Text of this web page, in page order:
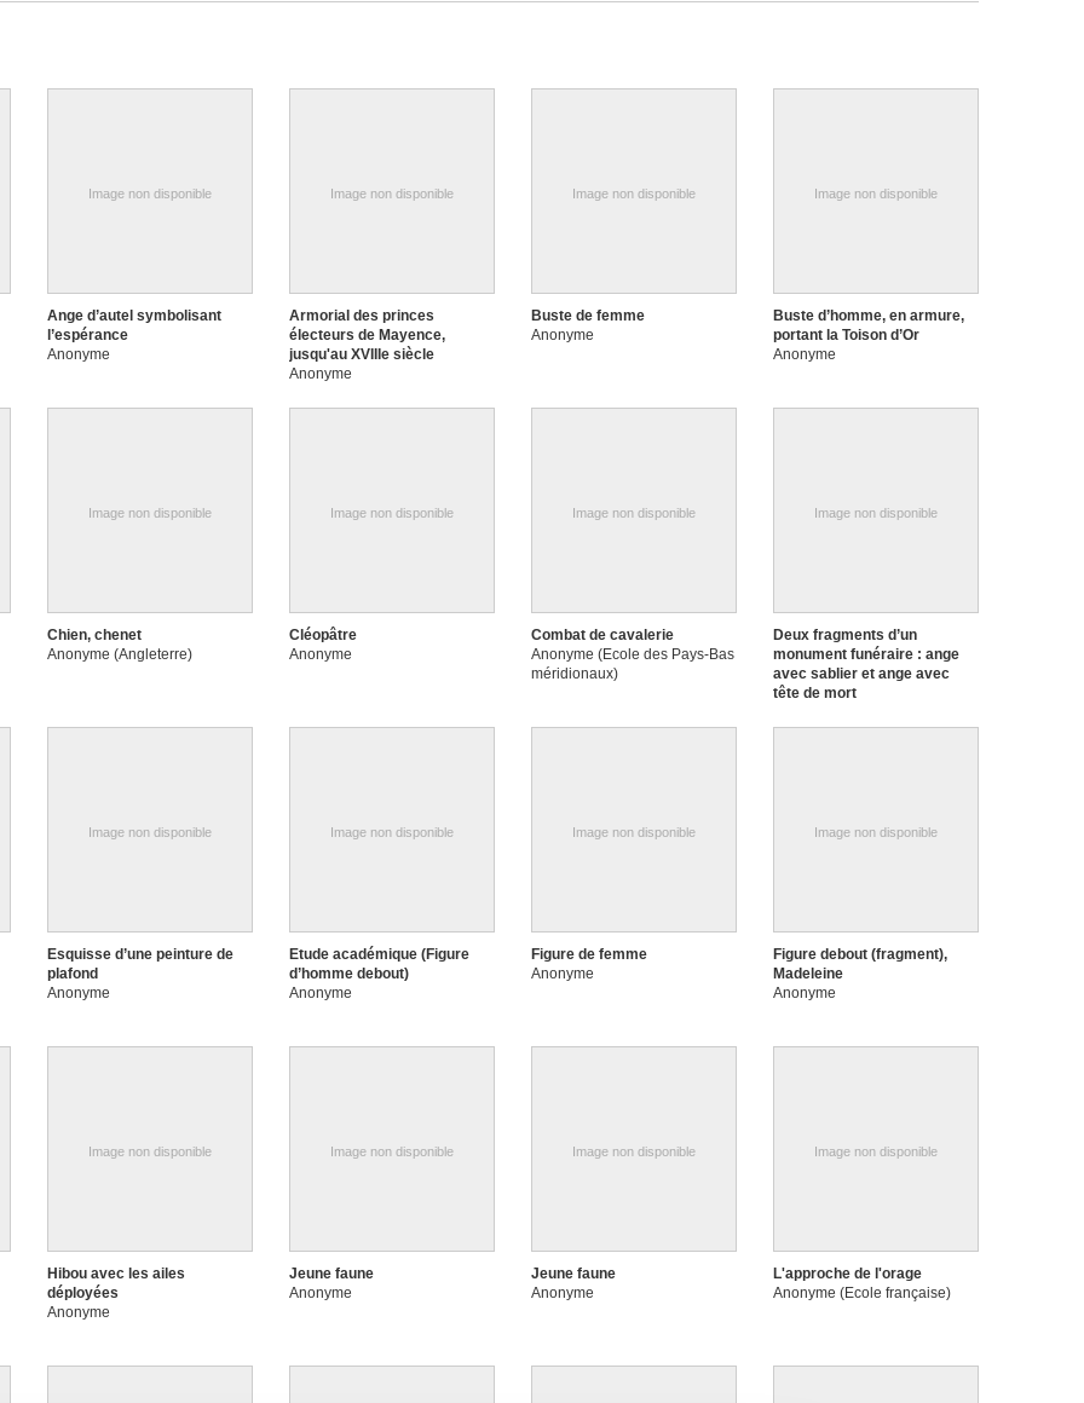
Image non disponible
Ange d’autel symbolisant
l’espérance
Anonyme
Image non disponible
Armorial des princes
électeurs de Mayence,
jusqu'au XVIIIe siècle
Anonyme
Image non disponible
Buste de femme
Anonyme
Image non disponible
Buste d’homme, en armure,
portant la Toison d’Or
Anonyme
Image non disponible
Chien, chenet
Anonyme (Angleterre)
Image non disponible
Cléopâtre
Anonyme
Image non disponible
Combat de cavalerie
Anonyme (Ecole des Pays-Bas
méridionaux)
Image non disponible
Deux fragments d’un
monument funéraire : ange
avec sablier et ange avec
tête de mort
Image non disponible
Esquisse d’une peinture de
plafond
Anonyme
Image non disponible
Etude académique (Figure
d’homme debout)
Anonyme
Image non disponible
Figure de femme
Anonyme
Image non disponible
Figure debout (fragment),
Madeleine
Anonyme
Image non disponible
Hibou avec les ailes
déployées
Anonyme
Image non disponible
Jeune faune
Anonyme
Image non disponible
Jeune faune
Anonyme
Image non disponible
L'approche de l'orage
Anonyme (Ecole française)